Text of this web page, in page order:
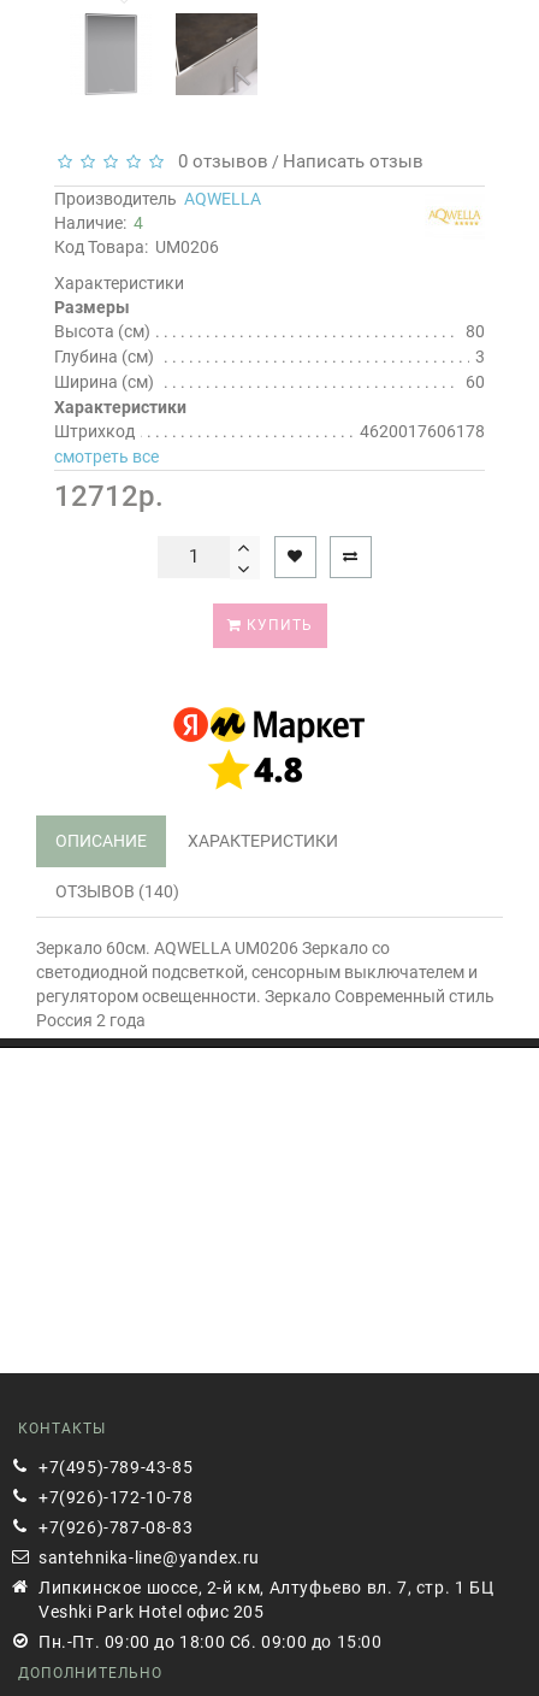
0 отзывов / Написать отзыв
Производитель AQWELLA
Наличие: 4
Код Товара: UM0206
Характеристики
Размеры
Высота (см)
80
Глубина (см)
3
Ширина (см)
60
Характеристики
Штрихкод
4620017606178
смотреть все
12712р.
КУПИТЬ
ОПИСАНИЕ ХАРАКТЕРИСТИКИ
ОТЗЫВОВ (140)
Зеркало 60см. AQWELLA UM0206 Зеркало со
светодиодной подсветкой, сенсорным выключателем и
регулятором освещенности. Зеркало Современный стиль
Россия 2 года
КОНТАКТЫ
+7(495)-789-43-85
+7(926)-172-10-78
+7(926)-787-08-83
santehnika-line@yandex.ru
Липкинское шоссе, 2-й км, Алтуфьево вл. 7, стр. 1 БЦ
Veshki Park Hotel офис 205
Пн.-Пт. 09:00 до 18:00 Сб. 09:00 до 15:00
ДОПОЛНИТЕЛЬНО